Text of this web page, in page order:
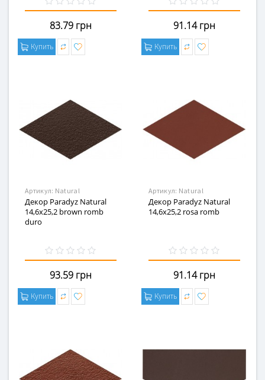
83.79 грн
Купить
91.14 грн
Купить
Артикул: Natural
Декор Paradyz Natural
14,6x25,2 brown romb
duro
93.59 грн
Купить
Артикул: Natural
Декор Paradyz Natural
14,6x25,2 rosa romb
91.14 грн
Купить